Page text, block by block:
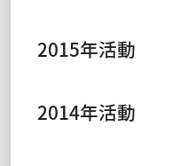
2015年活動
2014年活動